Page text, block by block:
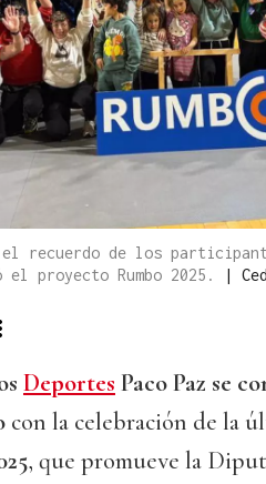
recuerdo de los
proyecto Rumbo 2025.
|
Deportes Paco Paz se
con la celebración de la
, que promueve la